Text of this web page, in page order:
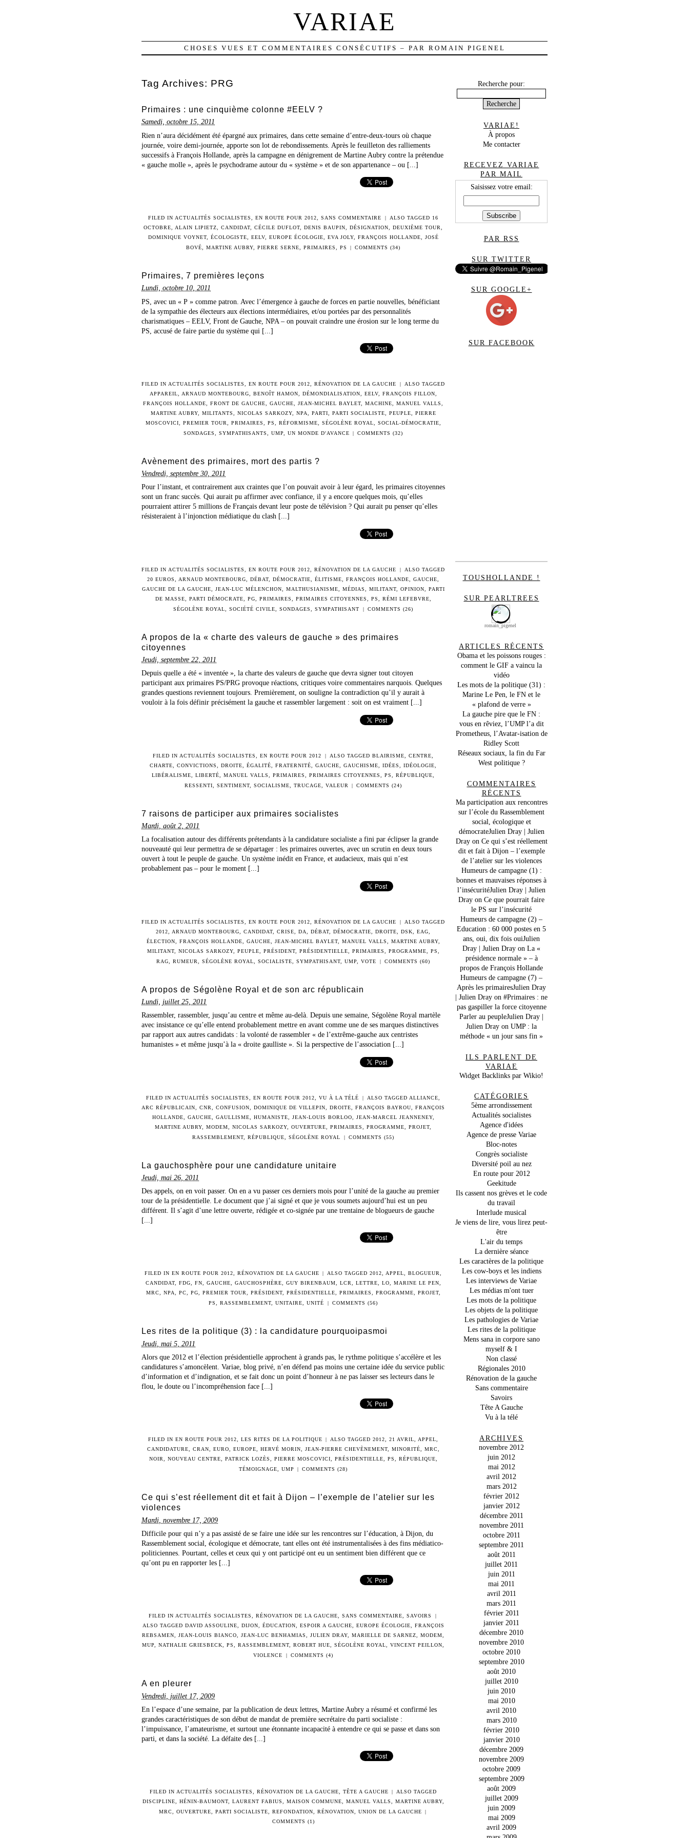
VARIAE
CHOSES VUES ET COMMENTAIRES CONSÉCUTIFS – PAR ROMAIN PIGENEL
Tag Archives: PRG
Primaires : une cinquième colonne #EELV ?
Samedi, octobre 15, 2011
Rien n’aura décidément été épargné aux primaires, dans cette semaine d’entre-deux-tours où chaque
journée, voire demi-journée, apporte son lot de rebondissements. Après le feuilleton des ralliements
successifs à François Hollande, après la campagne en dénigrement de Martine Aubry contre la prétendue
« gauche molle », après le psychodrame autour du « système » et de son appartenance – ou [...]
FILED IN ACTUALITÉS SOCIALISTES ,EN ROUTE POUR 2012 ,SANS COMMENTAIRE | ALSO TAGGED 16
OCTOBRE
ALAIN LIPIETZ CANDIDAT CÉCILE DUFLOT DENIS BAUPIN DÉSIGNATION DEUXIÈME TOUR
DOMINIQUE VOYNET, ÉCOLOGISTE EELV, EUROPE ÉCOLOGIE EVA JOLY, FRANÇOIS HOLLANDE
JOSÉ
BOVÉ
MARTINE AUBRY, PIERRE SERNE PRIMAIRES PS | COMMENTS (34)
Primaires, 7 premières leçons
Lundi, octobre 10, 2011
PS, avec un « P » comme patron. Avec l’émergence à gauche de forces en partie nouvelles, bénéficiant
de la sympathie des électeurs aux élections intermédiaires, et/ou portées par des personnalités
charismatiques – EELV, Front de Gauche, NPA – on pouvait craindre une érosion sur le long terme du
PS, accusé de faire partie du système qui [...]
FILED IN ACTUALITÉS SOCIALISTES ,EN ROUTE POUR 2012 ,RÉNOVATION DE LA GAUCHE |
ALSO TAGGED
APPAREIL
ARNAUD MONTEBOURG BENOÎT HAMON DÉMONDIALISATION EELV, FRANÇOIS FILLON
FRANÇOIS HOLLANDE
FRONT DE GAUCHE GAUCHE JEAN-MICHEL BAYLET MACHINE MANUEL VALLS
MARTINE AUBRY, MILITANTS NICOLAS SARKOZY, NPA PARTI PARTI SOCIALISTE PEUPLE
PIERRE
MOSCOVICI
PREMIER TOUR PRIMAIRES PS RÉFORMISME SÉGOLÈNE ROYAL SOCIAL-DÉMOCRATIE
SONDAGES
SYMPATHISANTS UMP UN MONDE D'AVANCE | COMMENTS (32)
Avènement des primaires, mort des partis ?
Vendredi, septembre 30, 2011
Pour l’instant, et contrairement aux craintes que l’on pouvait avoir à leur égard, les primaires citoyennes
sont un franc succès. Qui aurait pu affirmer avec confiance, il y a encore quelques mois, qu’elles
pourraient attirer 5 millions de Français devant leur poste de télévision ? Qui aurait pu penser qu’elles
résisteraient à l’injonction médiatique du clash [...]
FILED IN ACTUALITÉS SOCIALISTES ,EN ROUTE POUR 2012 ,RÉNOVATION DE LA GAUCHE |
ALSO TAGGED
20 EUROS
ARNAUD MONTEBOURG DÉBAT DÉMOCRATIE ÉLITISME FRANÇOIS HOLLANDE GAUCHE
GAUCHE DE LA GAUCHE
JEAN-LUC MÉLENCHON MALTHUSIANISME MÉDIAS MILITANT, OPINION
PARTI
DE MASSE
PARTI DÉMOCRATE PG PRIMAIRES PRIMAIRES CITOYENNES PS RÉMI LEFEBVRE
SÉGOLÈNE ROYAL
,SOCIÉTÉ CIVILE ,SONDAGES ,SYMPATHISANT | COMMENTS (26)
A propos de la « charte des valeurs de gauche » des primaires
citoyennes
Jeudi, septembre 22, 2011
Depuis quelle a été « inventée », la charte des valeurs de gauche que devra signer tout citoyen
participant aux primaires PS/PRG provoque réactions, critiques voire commentaires narquois. Quelques
grandes questions reviennent toujours. Premièrement, on souligne la contradiction qu’il y aurait à
vouloir à la fois définir précisément la gauche et rassembler largement : soit on est vraiment [...]
FILED IN ACTUALITÉS SOCIALISTES ,EN ROUTE POUR 2012 | ALSO TAGGED BLAIRISME CENTRE
CHARTE
CONVICTIONS DROITE ÉGALITÉ FRATERNITÉ GAUCHE GAUCHISME IDÉES IDÉOLOGIE
LIBÉRALISME
LIBERTÉ MANUEL VALLS PRIMAIRES PRIMAIRES CITOYENNES PS RÉPUBLIQUE
RESSENTI
SENTIMENT, SOCIALISME TRUCAGE VALEUR | COMMENTS (24)
7 raisons de participer aux primaires socialistes
Mardi, août 2, 2011
La focalisation autour des différents prétendants à la candidature socialiste a fini par éclipser la grande
nouveauté qui leur permettra de se départager : les primaires ouvertes, avec un scrutin en deux tours
ouvert à tout le peuple de gauche. Un système inédit en France, et audacieux, mais qui n’est
probablement pas – pour le moment [...]
FILED IN ACTUALITÉS SOCIALISTES ,EN ROUTE POUR 2012 ,RÉNOVATION DE LA GAUCHE |
ALSO TAGGED
2012
ARNAUD MONTEBOURG CANDIDAT CRISE DA DÉBAT DÉMOCRATIE DROITE DSK EAG
ÉLECTION
FRANÇOIS HOLLANDE GAUCHE JEAN-MICHEL BAYLET, MANUEL VALLS MARTINE AUBRY,
MILITANT, NICOLAS SARKOZY, PEUPLE PRÉSIDENT, PRÉSIDENTIELLE PRIMAIRES PROGRAMME PS
RAG
,RUMEUR ,SÉGOLÈNE ROYAL ,SOCIALISTE ,SYMPATHISANT ,UMP ,VOTE | COMMENTS (60)
A propos de Ségolène Royal et de son arc républicain
Lundi, juillet 25, 2011
Rassembler, rassembler, jusqu’au centre et même au-delà. Depuis une semaine, Ségolène Royal martèle
avec insistance ce qu’elle entend probablement mettre en avant comme une de ses marques distinctives
par rapport aux autres candidats : la volonté de rassembler « de l’extrême-gauche aux centristes
humanistes » et même jusqu’à la « droite gaulliste ». Si la perspective de l’association [...]
FILED IN ACTUALITÉS SOCIALISTES ,EN ROUTE POUR 2012 ,VU À LA TÉLÉ | ALSO TAGGED ALLIANCE
ARC RÉPUBLICAIN
CNR CONFUSION DOMINIQUE DE VILLEPIN DROITE FRANÇOIS BAYROU
FRANÇOIS
HOLLANDE
GAUCHE GAULLISME HUMANISTE JEAN-LOUIS BORLOO JEAN-MARCEL JEANNENEY,
MARTINE AUBRY
MODEM NICOLAS SARKOZY OUVERTURE PRIMAIRES PROGRAMME PROJET
RASSEMBLEMENT ,RÉPUBLIQUE ,SÉGOLÈNE ROYAL | COMMENTS (55)
La gauchosphère pour une candidature unitaire
Jeudi, mai 26, 2011
Des appels, on en voit passer. On en a vu passer ces derniers mois pour l’unité de la gauche au premier
tour de la présidentielle. Le document que j’ai signé et que je vous soumets aujourd’hui est un peu
différent. Il s’agit d’une lettre ouverte, rédigée et co-signée par une trentaine de blogueurs de gauche
[...]
FILED IN EN ROUTE POUR 2012, RÉNOVATION DE LA GAUCHE ALSO TAGGED2012,APPEL,BLOGUEUR,
CANDIDAT, FDG, FN, GAUCHE, GAUCHOSPHÈRE, GUY BIRENBAUM, LCR, LETTRE, LO, MARINE LE PEN,
MRC, NPA, PC, PG, PREMIER TOUR, PRÉSIDENT, PRÉSIDENTIELLE, PRIMAIRES, PROGRAMME, PROJET,
PS,RASSEMBLEMENT,UNITAIRE,UNITÉ COMMENTS (56)
Les rites de la politique (3) : la candidature pourquoipasmoi
Jeudi, mai 5, 2011
Alors que 2012 et l’élection présidentielle approchent à grands pas, le rythme politique s’accélère et les
candidatures s’amoncèlent. Variae, blog privé, n’en défend pas moins une certaine idée du service public
d’information et d’indignation, et se fait donc un point d’honneur à ne pas laisser ses lecteurs dans le
flou, le doute ou l’incompréhension face [...]
FILED IN EN ROUTE POUR 2012, LES RITES DE LA POLITIQUE | ALSO TAGGED2012,21 AVRIL,APPEL,
CANDIDATURE, CRAN, EURO, EUROPE, HERVÉ MORIN, JEAN-PIERRE CHEVÈNEMENT, MINORITÉ, MRC,
NOIR, NOUVEAU CENTRE, PATRICK LOZÈS, PIERRE MOSCOVICI, PRÉSIDENTIELLE, PS, RÉPUBLIQUE,
TÉMOIGNAGE, UMP | COMMENTS (28)
Ce qui s’est réellement dit et fait à Dijon – l’exemple de l’atelier sur les
violences
Mardi, novembre 17, 2009
Difficile pour qui n’y a pas assisté de se faire une idée sur les rencontres sur l’éducation, à Dijon, du
Rassemblement social, écologique et démocrate, tant elles ont été instrumentalisées à des fins médiatico-
politiciennes. Pourtant, celles et ceux qui y ont participé ont eu un sentiment bien différent que ce
qu’ont pu en rapporter les [...]
FILED INACTUALITÉS SOCIALISTES,RÉNOVATION DE LA GAUCHE,SANS COMMENTAIRE,SAVOIRS
|
ALSO TAGGED DAVID ASSOULINE, DIJON, ÉDUCATION, ESPOIR A GAUCHE, EUROPE ÉCOLOGIE, FRANÇOIS
REBSAMEN, JEAN-LOUIS BIANCO, JEAN-LUC BENHAMIAS, JULIEN DRAY, MARIELLE DE SARNEZ, MODEM,
MUP, NATHALIE GRIESBECK, PS, RASSEMBLEMENT, ROBERT HUE, SÉGOLÈNE ROYAL, VINCENT PEILLON,
VIOLENCE
| COMMENTS (4)
A en pleurer
Vendredi, juillet 17, 2009
En l’espace d’une semaine, par la publication de deux lettres, Martine Aubry a résumé et confirmé les
grandes caractéristiques de son début de mandat de première secrétaire du parti socialiste :
l’impuissance, l’amateurisme, et surtout une étonnante incapacité à entendre ce qui se passe et dans son
parti, et dans la société. La défaite des [...]
FILED IN ACTUALITÉS SOCIALISTES RÉNOVATION DE LA GAUCHE TÊTE A GAUCHE |
ALSO TAGGED
DISCIPLINE
HÉNIN-BAUMONT, LAURENT FABIUS MAISON COMMUNE MANUEL VALLS MARTINE AUBRY,
MRC
OUVERTURE PARTI SOCIALISTE REFONDATION RÉNOVATION UNION DE LA GAUCHE
|
COMMENTS (1)
Recherche pour:
VARIAE!
À propos
Me contacter
RECEVEZ VARIAE
PAR MAIL
Saisissez votre email:
PAR RSS
SUR TWITTER
SUR GOOGLE+
SUR FACEBOOK
TOUSHOLLANDE !
SUR PEARLTREES
romain_pigenel
ARTICLES RÉCENTS
Obama et les poissons rouges :
comment le GIF a vaincu la
vidéo
Les mots de la politique (31) :
Marine Le Pen, le FN et le
« plafond de verre »
La gauche pire que le FN :
vous en rêviez, l’UMP l’a dit
Prometheus, l’Avatar-isation de
Ridley Scott
Réseaux sociaux, la fin du Far
West politique ?
COMMENTAIRES
RÉCENTS
Ma participation aux rencontres
sur l’école du Rassemblement
social, écologique et
démocrateJulien Dray | Julien
Drayon Ce qui s’est réellement
dit et fait à Dijon – l’exemple
de l’atelier sur les violences
Humeurs de campagne (1) :
bonnes et mauvaises réponses à
l’insécuritéJulien Dray | Julien
Dray on Ce que pourrait faire
le PS sur l’insécurité
Humeurs de campagne (2) –
Education : 60 000 postes en 5
ans, oui, dix fois ouiJulien
Dray | Julien Dray on La «
présidence normale » – à
propos de François Hollande
Humeurs de campagne (7) –
Après les primairesJulien Dray
| Julien Dray on #Primaires : ne
pas gaspiller la force citoyenne
Parler au peupleJulien Dray |
Julien Dray on UMP : la
méthode « un jour sans fin »
ILS PARLENT DE
VARIAE
Widget Backlinks par Wikio!
CATÉGORIES
5ème arrondissement
Actualités socialistes
Agence d'idées
Agence de presse Variae
Bloc-notes
Congrès socialiste
Diversité poil au nez
En route pour 2012
Geekitude
Ils cassent nos grèves et le code
du travail
Interlude musical
Je viens de lire, vous lirez peut-
être
L'air du temps
La dernière séance
Les caractères de la politique
Les cow-boys et les indiens
Les interviews de Variae
Les médias m'ont tuer
Les mots de la politique
Les objets de la politique
Les pathologies de Variae
Les rites de la politique
Mens sana in corpore sano
myself & I
Non classé
Régionales 2010
Rénovation de la gauche
Sans commentaire
Savoirs
Tête A Gauche
Vu à la télé
ARCHIVES
novembre 2012
juin 2012
mai 2012
avril 2012
mars 2012
février 2012
janvier 2012
décembre 2011
novembre 2011
octobre 2011
septembre 2011
août 2011
juillet 2011
juin 2011
mai 2011
avril 2011
mars 2011
février 2011
janvier 2011
décembre 2010
novembre 2010
octobre 2010
septembre 2010
août 2010
juillet 2010
juin 2010
mai 2010
avril 2010
mars 2010
février 2010
janvier 2010
décembre 2009
novembre 2009
octobre 2009
septembre 2009
août 2009
juillet 2009
juin 2009
mai 2009
avril 2009